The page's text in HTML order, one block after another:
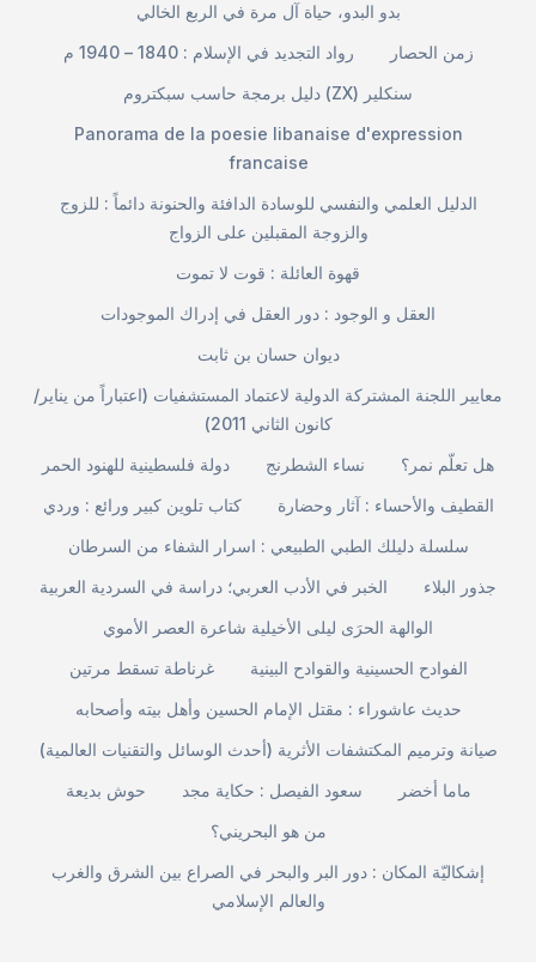
بدو البدو، حياة آل مرة في الربع الخالي
رواد التجديد في الإسلام : 1840 – 1940 م
زمن الحصار
دليل برمجة حاسب سبكتروم (ZX) سنكلير
Panorama de la poesie libanaise d'expression
francaise
الدليل العلمي والنفسي للوسادة الدافئة والحنونة دائماً : للزوج
والزوجة المقبلين على الزواج
قهوة العائلة : قوت لا تموت
العقل و الوجود : دور العقل في إدراك الموجودات
ديوان حسان بن ثابت
معايير اللجنة المشتركة الدولية لاعتماد المستشفيات (اعتباراً من يناير/
كانون الثاني 2011)
دولة فلسطينية للهنود الحمر
نساء الشطرنج
هل تعلّم نمر؟
كتاب تلوين كبير ورائع : وردي
القطيف والأحساء : آثار وحضارة
سلسلة دليلك الطبي الطبيعي : اسرار الشفاء من السرطان
الخبر في الأدب العربي؛ دراسة في السردية العربية
جذور البلاء
الوالهة الحرَى ليلى الأخيلية شاعرة العصر الأموي
غرناطة تسقط مرتين
الفوادح الحسينية والقوادح البينية
حديث عاشوراء : مقتل الإمام الحسين وأهل بيته وأصحابه
صيانة وترميم المكتشفات الأثرية (أحدث الوسائل والتقنيات العالمية)
حوش بديعة
سعود الفيصل : حكاية مجد
ماما أخضر
من هو البحريني؟
إشكاليّة المكان : دور البر والبحر في الصراع بين الشرق والغرب
والعالم الإسلامي